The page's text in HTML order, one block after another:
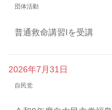
団体活動
普通救命講習Iを受講
2026年7月31日
自民党